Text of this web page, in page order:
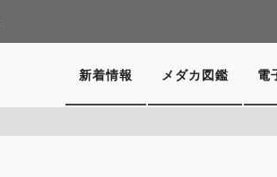
新着情報 メダカ図鑑 電